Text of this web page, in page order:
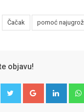
Čačak pomoć
objavu!
Google+